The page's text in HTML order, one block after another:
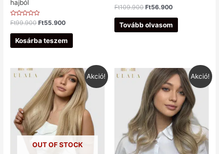
hajból
Értékelés:
0
/
Ft99.900 Ft55.900
Kosárba teszem
Értékelés:
0
/
Ft109.900 Ft56.900
Tovább olvasom
Akció!
OUT OF STOCK
Akció!